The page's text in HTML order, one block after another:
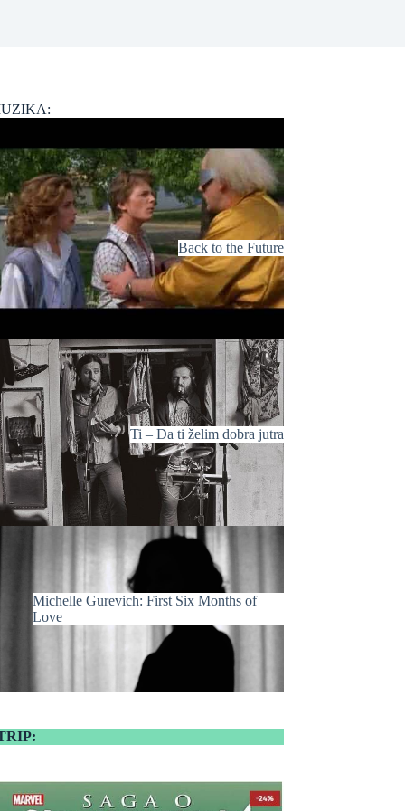
Back to the Future
Ti – Da ti želim dobra jutra
Michelle Gurevich: First Six Months of
Love